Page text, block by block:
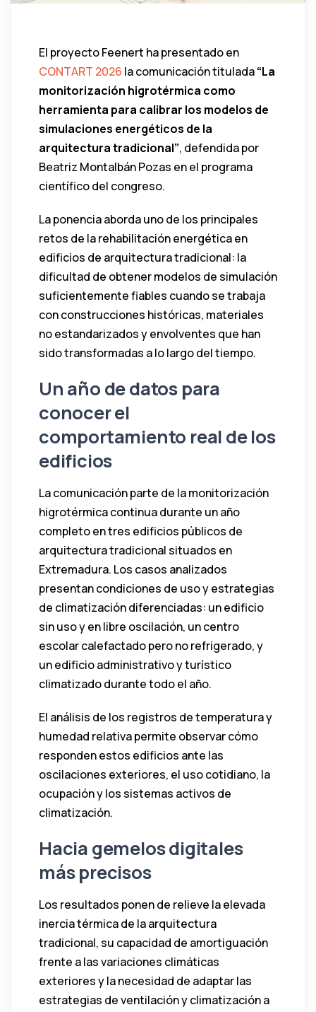
El proyecto Feenert ha presentado en
CONTART 2026 la comunicación titulada“La
monitorización higrotérmica como
herramienta para calibrar los modelos de
simulaciones energéticos de la
arquitectura tradicional”, defendida por
Beatriz Montalbán Pozas en el programa
científico del congreso.
La ponencia aborda uno de los principales
retos de la rehabilitación energética en
edificios de arquitectura tradicional: la
dificultad de obtener modelos de simulación
suficientemente fiables cuando se trabaja
con construcciones históricas, materiales
no estandarizados y envolventes que han
sido transformadas a lo largo del tiempo.
Un año de datos para
conocer el
comportamiento real de los
edificios
La comunicación parte de la monitorización
higrotérmica continua durante un año
completo en tres edificios públicos de
arquitectura tradicional situados en
Extremadura. Los casos analizados
presentan condiciones de uso y estrategias
de climatización diferenciadas: un edificio
sin uso y en libre oscilación, un centro
escolar calefactado pero no refrigerado, y
un edificio administrativo y turístico
climatizado durante todo el año.
El análisis de los registros de temperatura y
humedad relativa permite observar cómo
responden estos edificios ante las
oscilaciones exteriores, el uso cotidiano, la
ocupación y los sistemas activos de
climatización.
Hacia gemelos digitales
más precisos
Los resultados ponen de relieve la elevada
inercia térmica de la arquitectura
tradicional, su capacidad de amortiguación
frente a las variaciones climáticas
exteriores y la necesidad de adaptar las
estrategias de ventilación y climatización a